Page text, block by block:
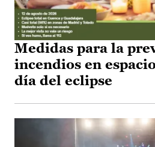
Medidas para la
incendios en
día del eclipse